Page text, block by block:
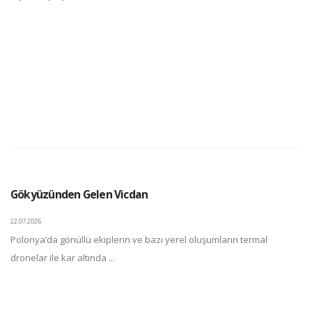
Gökyüzünden Gelen Vicdan
22.07.2026
Polonya’da gönüllü ekiplerin ve bazı yerel oluşumların termal
dronelar ile kar altında ...